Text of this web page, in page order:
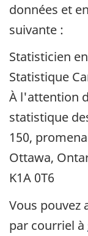
données et
suivante :
Statisticien
Statistique
À l'attention
statistique
150,
Ottawa,
K1A 0T6
Vous pouvez
par courriel à